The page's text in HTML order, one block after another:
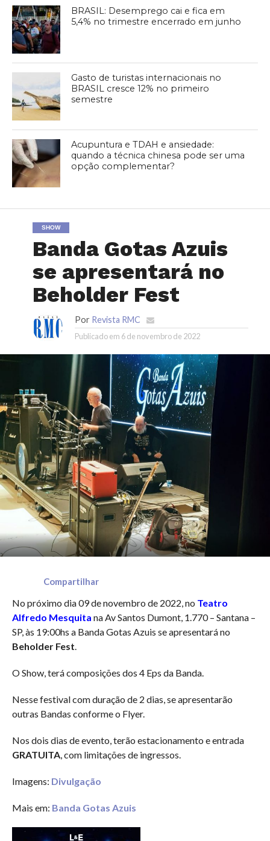
BRASIL: Desemprego cai e fica em
5,4% no trimestre encerrado em junho
Gasto de turistas internacionais no
BRASIL cresce 12% no primeiro
semestre
Acupuntura e TDAH e ansiedade:
quando a técnica chinesa pode ser uma
opção complementar?
SHOW
Banda Gotas Azuis
se apresentará no
Beholder Fest
Por Revista RMC
Publicado em 6 de novembro de 2022
Compartilhar
No próximo dia 09 de novembro de 2022, no Teatro
Alfredo Mesquita na Av Santos Dumont, 1.770 – Santana –
SP, às 19:00hs a Banda Gotas Azuis se apresentará no
Beholder Fest
O Show, terá composições dos 4 Eps da Banda.
Nesse festival com duração de 2 dias, se apresentarão
outras Bandas conforme o Flyer.
Nos dois dias de evento, terão estacionamento e entrada
GRATUITA, com limitações de ingressos.
Imagens: Divulgação
Mais em: Banda Gotas Azuis